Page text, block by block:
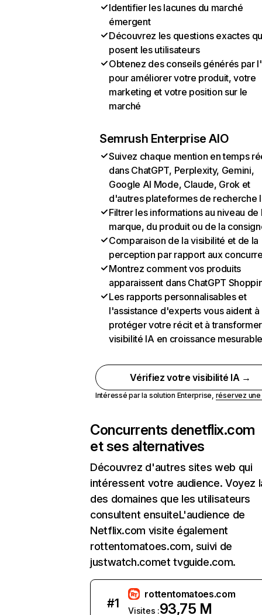
Identifier les lacunes du marché
émergent
Découvrez les questions exactes
posent les utilisateurs
Obtenez des conseils générés par
pour améliorer votre produit, votre
marketing et votre position sur le
marché
Semrush Enterprise AIO
Suivez chaque mention en temps
dans ChatGPT, Perplexity, Gemini,
Google AI Mode, Claude, Grok et
d'autres plateformes de recherche
Filtrer les informations au niveau de
marque, du produit ou de la
Comparaison de la visibilité et de la
perception par rapport aux
Montrez comment vos produits
apparaissent dans ChatGPT
Les rapports personnalisables et
l'assistance d'experts vous aident à
protéger votre récit et à
visibilité IA en croissance
Vérifiez votre visibilité IA →
Intéressé par la solution Enterprise, réservez
Concurrents denetflix.com
et ses alternatives
Découvrez d'autres sites web qui
intéressent votre audience. Voyez
des domaines que les utilisateurs
consultent ensuiteL'audience de
Netflix.com visite également
rottentomatoes.com, suivi de
justwatch.comet tvguide.com.
#1
rottentomatoes.com
Visites :93,75 M